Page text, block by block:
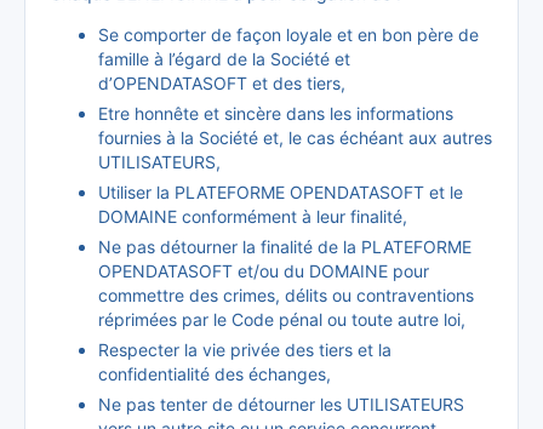
Se comporter de façon loyale et en bon père de
famille à l’égard de la Société et
d’OPENDATASOFT et des tiers,
Etre honnête et sincère dans les informations
fournies à la Société et, le cas échéant aux autres
UTILISATEURS,
Utiliser la PLATEFORME OPENDATASOFT et le
DOMAINE conformément à leur finalité,
Ne pas détourner la finalité de la PLATEFORME
OPENDATASOFT et/ou du DOMAINE pour
commettre des crimes, délits ou contraventions
réprimées par le Code pénal ou toute autre loi,
Respecter la vie privée des tiers et la
confidentialité des échanges,
Ne pas tenter de détourner les UTILISATEURS